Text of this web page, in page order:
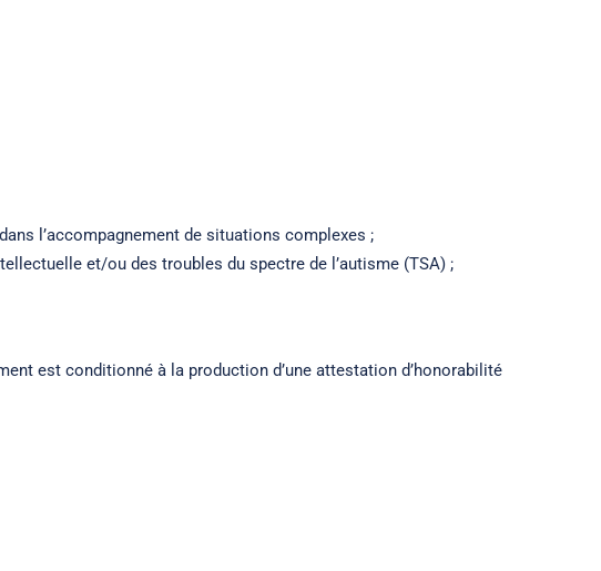
l’accompagnement de situations complexes ;
et/ou des troubles du spectre de l’autisme (TSA) ;
est conditionné à la production d’une attestation d’honorabilité